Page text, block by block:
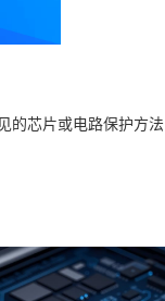
的芯片或电路保护方法